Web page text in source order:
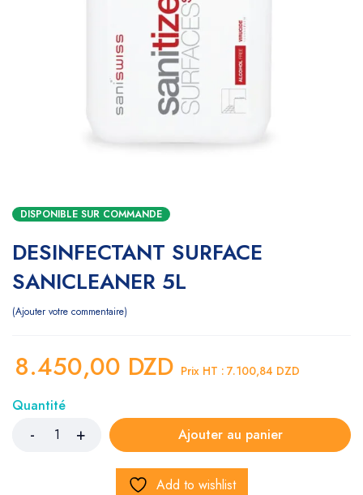
DISPONIBLE SUR COMMANDE
DESINFECTANT SURFACE
SANICLEANER 5L
Ajouter votre commentaire
8.450,00 DZD Prix HT : 7.100,84 DZD
Quantité
Ajouter au panier
Add to wishlist